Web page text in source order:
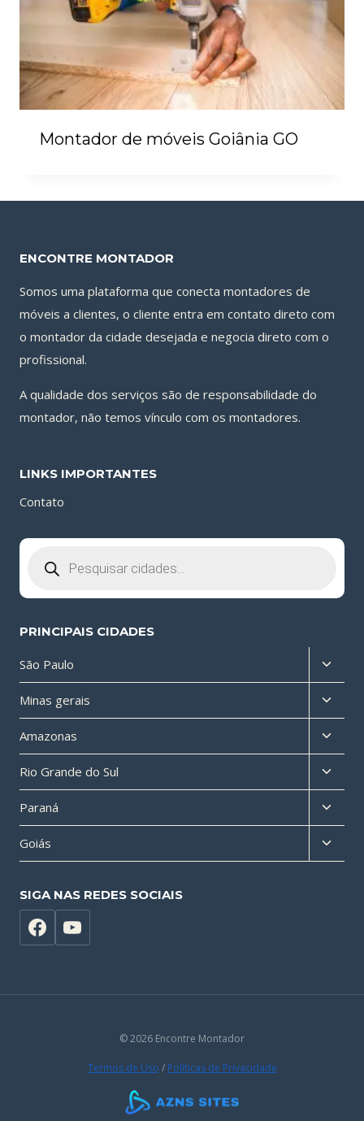
Montador de móveis Goiânia GO
ENCONTRE MONTADOR
Somos uma plataforma que conecta montadores de
móveis a clientes, o cliente entra em contato direto com
o montador da cidade desejada e negocia direto com o
profissional.
A qualidade dos serviços são de responsabilidade do
montador, não temos vínculo com os montadores.
LINKS IMPORTANTES
Contato
produtos
PRINCIPAIS CIDADES
São Paulo
menu
filho
Minas gerais
menu
filho
Amazonas
menu
filho
Rio Grande do Sul
menu
filho
Paraná
menu
filho
Goiás
menu
SIGA NAS REDES SOCIAIS
© 2026 Encontre Montador
Termos de Uso / Políticas de Privacidade